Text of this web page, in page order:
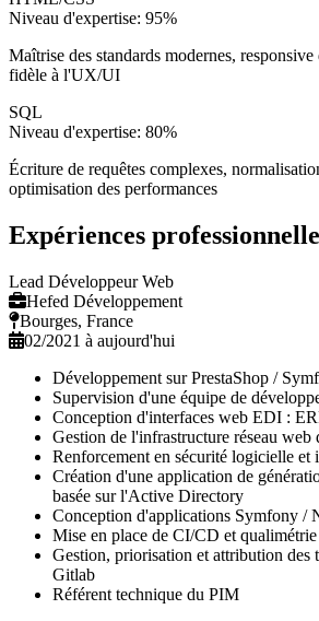
Niveau d'expertise: 95%
Maîtrise des standards modernes,
fidèle à l'UX/UI
SQL
Niveau d'expertise: 80%
Écriture de requêtes complexes,
optimisation des performances
Expériences
Lead Développeur Web
Hefed Développement
Bourges, France
02/2021 à aujourd'hui
Développement sur PrestaShop /
Supervision d'une équipe de
Conception d'interfaces web EDI :
Gestion de l'infrastructure réseau web
Renforcement en sécurité logicielle et
Création d'une application de
basée sur l'Active Directory
Conception d'applications Symfony /
Mise en place de CI/CD et
Gestion, priorisation et attribution des
Gitlab
Référent technique du PIM